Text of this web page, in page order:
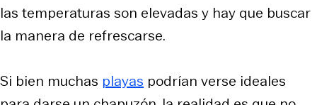
las temperaturas son elevadas y hay que buscar
la manera de refrescarse.
Si bien muchas playas podrían verse ideales